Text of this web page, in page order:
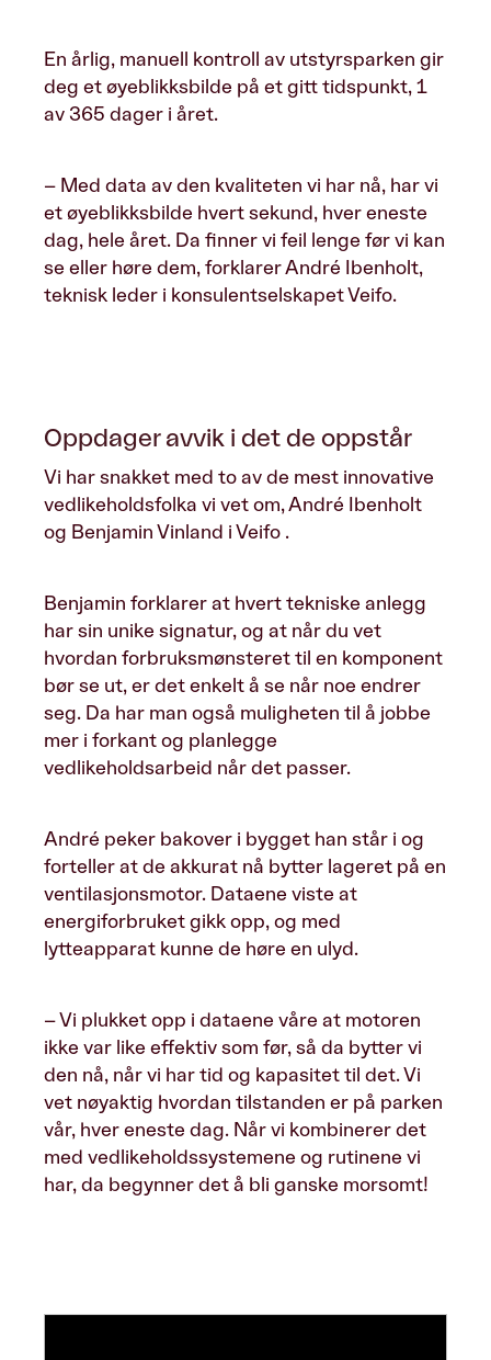
En årlig, manuell kontroll av utstyrsparken gir
deg et øyeblikksbilde på et gitt tidspunkt, 1
av 365 dager i året.
– Med data av den kvaliteten vi har nå, har vi
et øyeblikksbilde hvert sekund, hver eneste
dag, hele året. Da finner vi feil lenge før vi kan
se eller høre dem, forklarer André Ibenholt,
teknisk leder i konsulentselskapet Veifo.
Oppdager avvik i det de oppstår
Vi har snakket med to av de mest innovative
vedlikeholdsfolka vi vet om, André Ibenholt
og Benjamin Vinland i Veifo .
Benjamin forklarer at hvert tekniske anlegg
har sin unike signatur, og at når du vet
hvordan forbruksmønsteret til en komponent
bør se ut, er det enkelt å se når noe endrer
seg. Da har man også muligheten til å jobbe
mer i forkant og planlegge
vedlikeholdsarbeid når det passer.
André peker bakover i bygget han står i og
forteller at de akkurat nå bytter lageret på en
ventilasjonsmotor. Dataene viste at
energiforbruket gikk opp, og med
lytteapparat kunne de høre en ulyd.
– Vi plukket opp i dataene våre at motoren
ikke var like effektiv som før, så da bytter vi
den nå, når vi har tid og kapasitet til det. Vi
vet nøyaktig hvordan tilstanden er på parken
vår, hver eneste dag. Når vi kombinerer det
med vedlikeholdssystemene og rutinene vi
har, da begynner det å bli ganske morsomt!